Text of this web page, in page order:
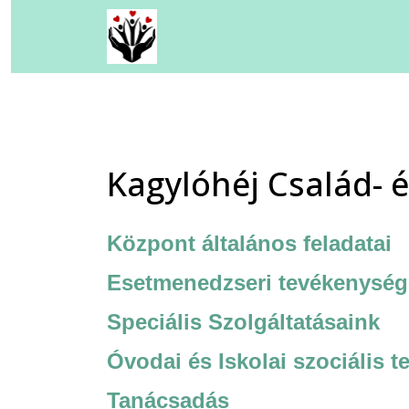
Kovács-Küry Időskorúak
Kagylóhéj Család - és
Csodaház Foglalkoztató
Iskolavédőnői Szolgálat
Mikkamakka Integratív
Kagylóhéj Család-
Központ általános feladatai
Esetmenedzseri
Speciális Szolgáltatásaink
Óvodai és Iskolai szociális
Tanácsadás